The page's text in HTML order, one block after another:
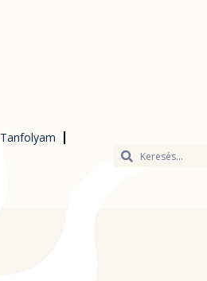
Tanfolyam
Keresés
Keresés